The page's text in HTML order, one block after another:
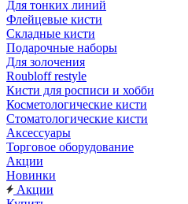
Для тонких линий
Флейцевые кисти
Складные кисти
Подарочные наборы
Для золочения
Roubloff restyle
Кисти для росписи и хобби
Косметологические кисти
Стоматологические кисти
Аксессуары
Торговое оборудование
Акции
Новинки
Акции